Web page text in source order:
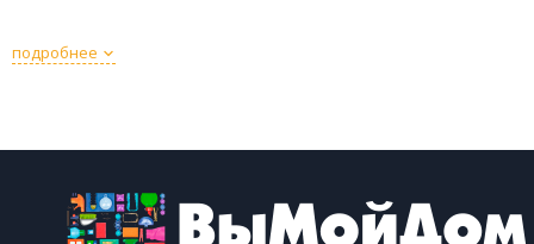
подробнее